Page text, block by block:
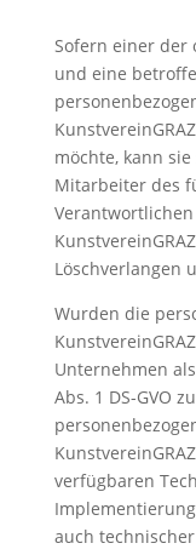
Sofern einer der
und eine
möchte, kann
Mitarbeiter des
Löschverlangen
Wurden die
Unternehmen
Abs. 1 DS-GVO
verfügbaren
auch